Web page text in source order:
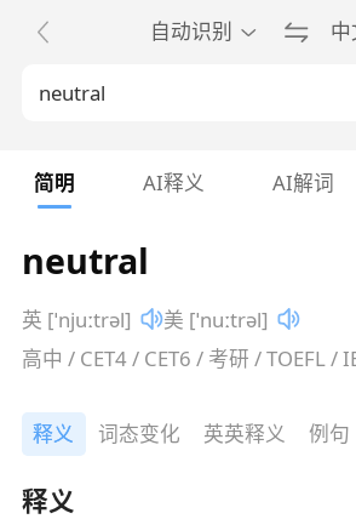
自动识别 中
简明 AI释义 AI解词
neutral
英 [ˈnjuːtrəl] 美 [ˈnuːtrəl]
高中 / CET4 / CET6 / 考研 / TOEFL /
释义 词态变化 英英释义 例句
释义